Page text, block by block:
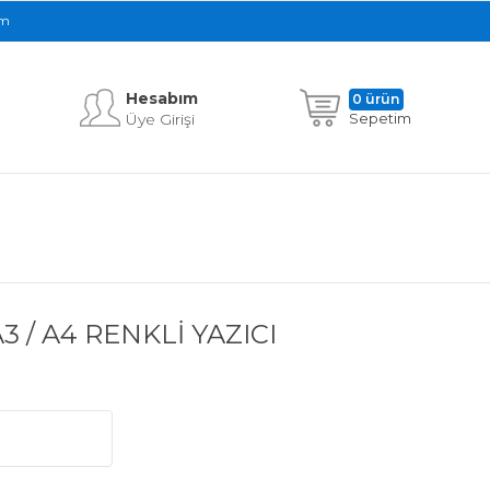
Hesabım
Üye Girişi
Sepetim
0 ürün
/ A4 RENKLİ YAZICI